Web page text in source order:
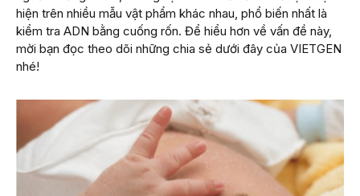
hiện trên nhiều mẫu vật phẩm khác nhau, phổ biến nhất là
kiểm tra ADN bằng cuống rốn. Để hiểu hơn về vấn đề này,
mời bạn đọc theo dõi những chia sẻ dưới đây của VIETGEN
nhé!